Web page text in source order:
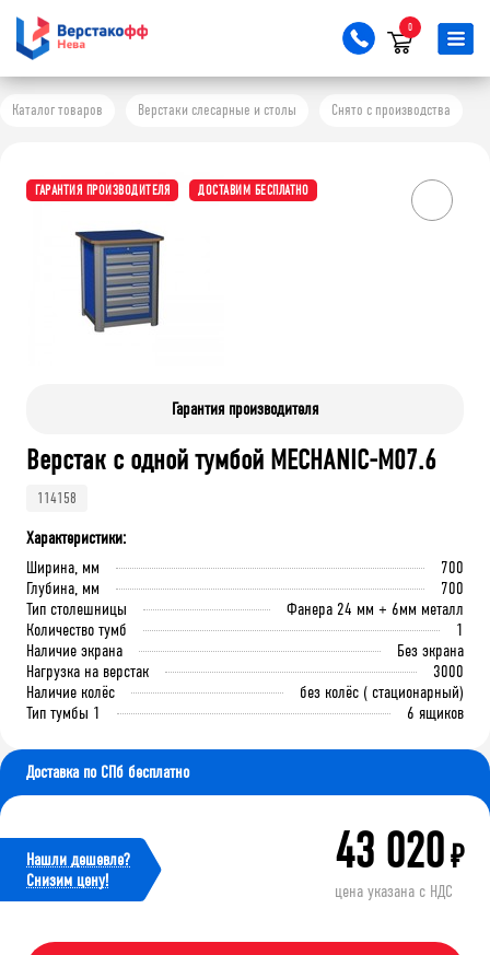
0
Каталог товаров Верстаки слесарные и столы Снято с производства
ГАРАНТИЯ ПРОИЗВОДИТЕЛЯ ДОСТАВИМ БЕСПЛАТНО
Гарантия производителя
Верстак с одной тумбой MECHANIC-М07.6
114158
Характеристики:
Ширина, мм
700
Глубина, мм
700
Тип столешницы
Фанера 24 мм + 6мм металл
Количество тумб
1
Наличие экрана
Без экрана
Нагрузка на верстак
3000
Наличие колёс
без колёс ( стационарный)
Тип тумбы 1
6 ящиков
Доставка по СПб бесплатно
Нашли дешевле?
Cнизим цену!
43 020₽
цена указана с НДС